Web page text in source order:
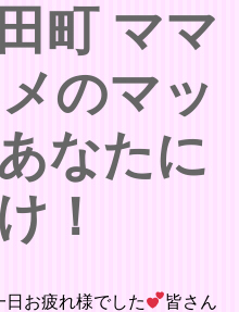
町 ママ
のマッ
なたに
！
日お疲れ様でした
皆さん